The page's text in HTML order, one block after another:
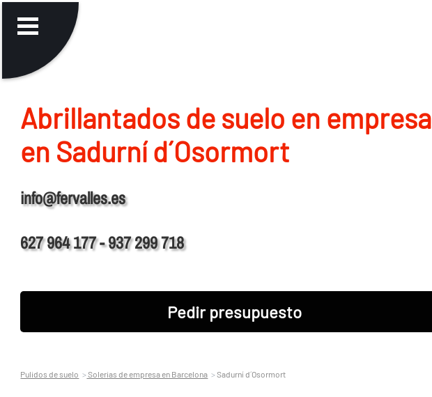
Abrillantados de suelo en
en Sadurní d´Osormort
info@fervalles.es
627 964 177 - 937 299 718
Pedir presupuesto
Pulidos de suelo Solerias de empresa en Barcelona Sadurní d´Osormort